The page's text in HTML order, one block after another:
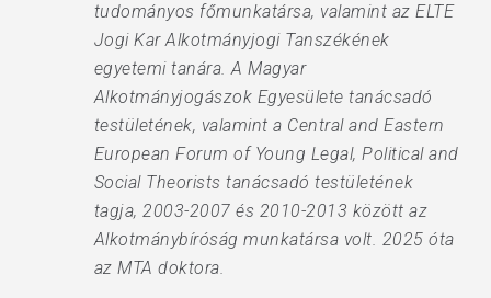
tudományos főmunkatársa, valamint az ELTE
Jogi Kar Alkotmányjogi Tanszékének
egyetemi tanára. A Magyar
Alkotmányjogászok Egyesülete tanácsadó
testületének, valamint a Central and Eastern
European Forum of Young Legal, Political and
Social Theorists tanácsadó testületének
tagja, 2003-2007 és 2010-2013 között az
Alkotmánybíróság munkatársa volt. 2025 óta
az MTA doktora.